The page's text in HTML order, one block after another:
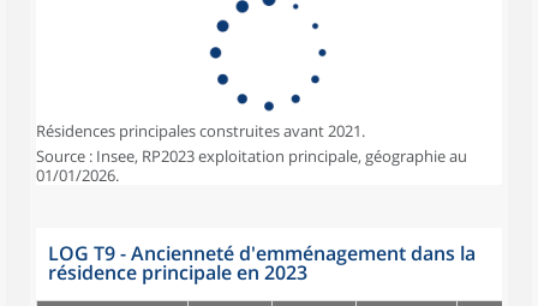
Résidences principales construites avant 2021.
Source : Insee, RP2023 exploitation principale, géographie au
01/01/2026.
LOG T9 - Ancienneté d'emménagement dans la
résidence principale en 2023